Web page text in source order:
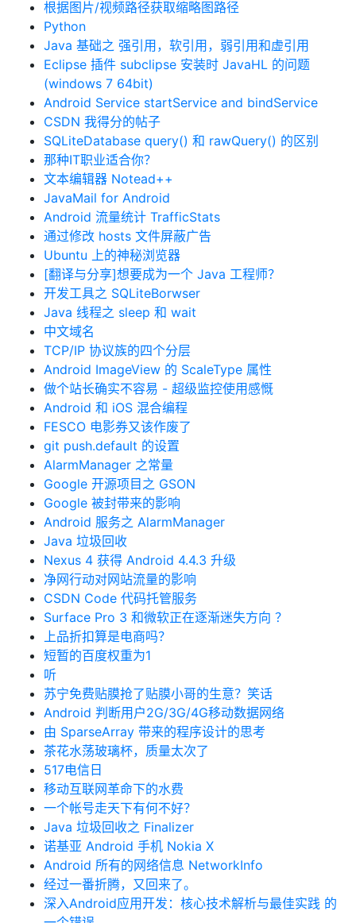
根据图片/视频路径获取缩略图路径
Python
Java 基础之 强引用，软引用，弱引用和虚引用
Eclipse 插件 subclipse 安装时 JavaHL 的问题
(windows 7 64bit)
Android Service startService and bindService
CSDN 我得分的帖子
SQLiteDatabase query() 和 rawQuery() 的区别
那种IT职业适合你？
文本编辑器 Notead++
JavaMail for Android
Android 流量统计 TrafficStats
通过修改 hosts 文件屏蔽广告
Ubuntu 上的神秘浏览器
[翻译与分享]想要成为一个 Java 工程师？
开发工具之 SQLiteBorwser
Java 线程之 sleep 和 wait
中文域名
TCP/IP 协议族的四个分层
Android ImageView 的 ScaleType 属性
做个站长确实不容易 - 超级监控使用感慨
Android 和 iOS 混合编程
FESCO 电影券又该作废了
git push.default 的设置
AlarmManager 之常量
Google 开源项目之 GSON
Google 被封带来的影响
Android 服务之 AlarmManager
Java 垃圾回收
Nexus 4 获得 Android 4.4.3 升级
净网行动对网站流量的影响
CSDN Code 代码托管服务
Surface Pro 3 和微软正在逐渐迷失方向 ？
上品折扣算是电商吗？
短暂的百度权重为1
听
苏宁免费贴膜抢了贴膜小哥的生意？笑话
Android 判断用户2G/3G/4G移动数据网络
由 SparseArray 带来的程序设计的思考
茶花水荡玻璃杯，质量太次了
517电信日
移动互联网革命下的水费
一个帐号走天下有何不好？
Java 垃圾回收之 Finalizer
诺基亚 Android 手机 Nokia X
Android 所有的网络信息 NetworkInfo
经过一番折腾，又回来了。
深入Android应用开发：核心技术解析与最佳实践 的